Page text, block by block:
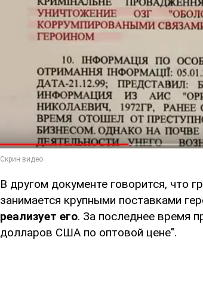
В другом документе говорится, что
занимается крупными поставками
реализует его. За последнее время
долларов США по оптовой цене".